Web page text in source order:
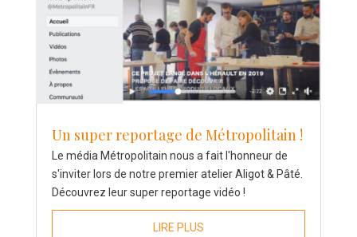
Un super reportage de Métropolitain !
Le média Métropolitain nous a fait l'honneur de
s'inviter lors de notre premier atelier Aligot & Pâté.
Découvrez leur super reportage vidéo !
LIRE PLUS